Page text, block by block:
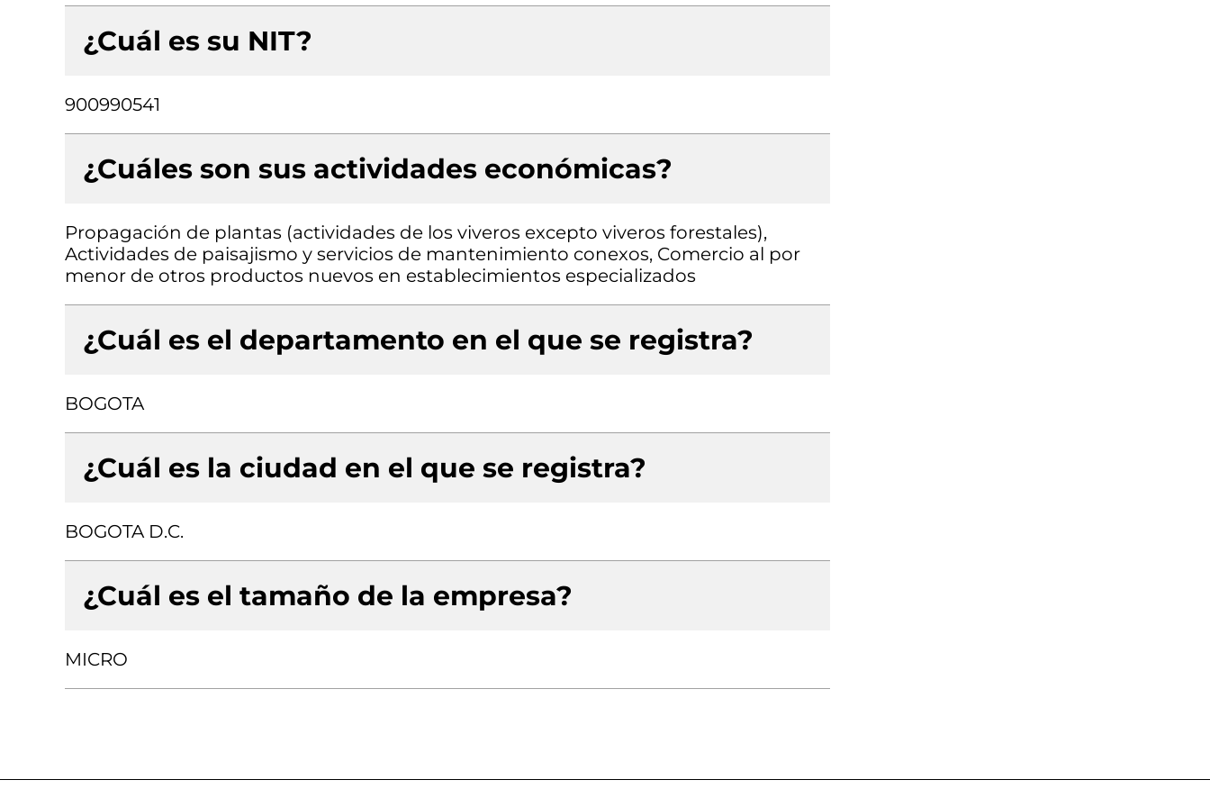
¿Cuál es su NIT?
900990541
¿Cuáles son sus actividades económicas?
Propagación de plantas (actividades de los viveros excepto viveros forestales),
Actividades de paisajismo y servicios de mantenimiento conexos, Comercio al por
menor de otros productos nuevos en establecimientos especializados
¿Cuál es el departamento en el que se registra?
BOGOTA
¿Cuál es la ciudad en el que se registra?
BOGOTA D.C.
¿Cuál es el tamaño de la empresa?
MICRO